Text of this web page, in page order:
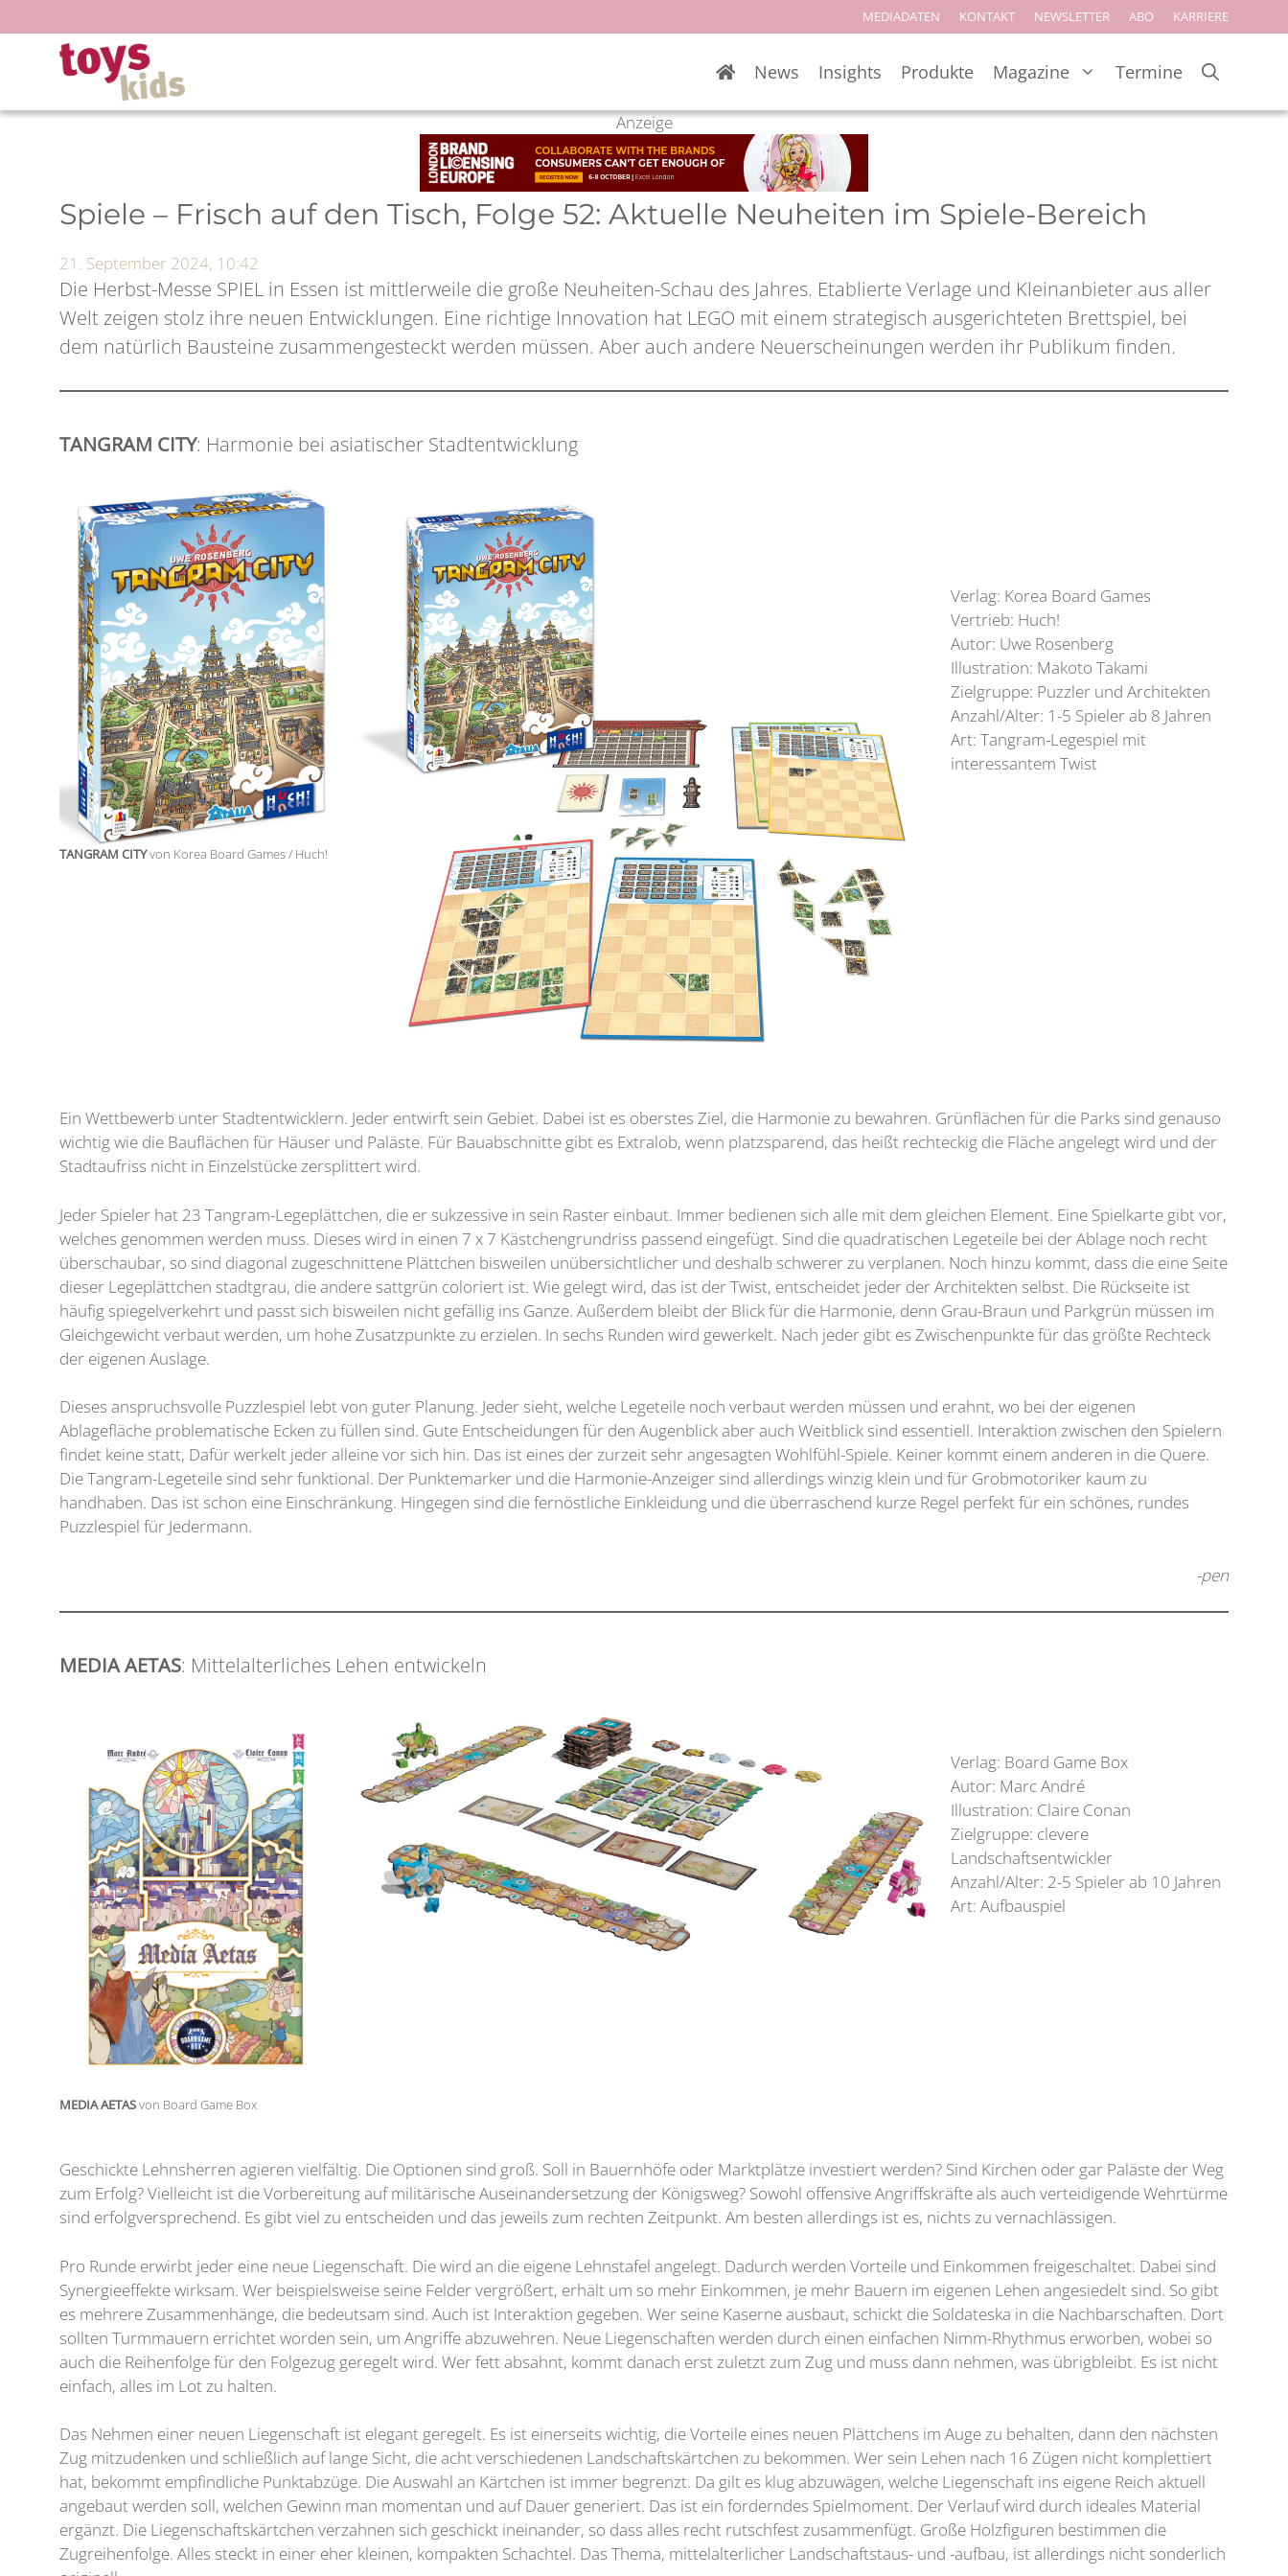
Inhalt
springen
MEDIADATEN KONTAKT NEWSLETTER ABO KARRIERE
News Insights Produkte Magazine Termine
Anzeige
Spiele – Frisch auf den Tisch, Folge 52: Aktuelle Neuheiten im Spiele-Bereich
21. September 2024, 10:42
Die Herbst-Messe SPIEL in Essen ist mittlerweile die große Neuheiten-Schau des Jahres. Etablierte Verlage und Kleinanbieter aus aller
Welt zeigen stolz ihre neuen Entwicklungen. Eine richtige Innovation hat LEGO mit einem strategisch ausgerichteten Brettspiel, bei
dem natürlich Bausteine zusammengesteckt werden müssen. Aber auch andere Neuerscheinungen werden ihr Publikum finden.
TANGRAM CITY: Harmonie bei asiatischer Stadtentwicklung
TANGRAM CITYvon Korea Board Games / Huch!
Verlag: Korea Board Games
Vertrieb: Huch!
Autor: Uwe Rosenberg
Illustration: Makoto Takami
Zielgruppe: Puzzler und Architekten
Anzahl/Alter: 1-5 Spieler ab 8 Jahren
Art: Tangram-Legespiel mit
interessantem Twist
Ein Wettbewerb unter Stadtentwicklern. Jeder entwirft sein Gebiet. Dabei ist es oberstes Ziel, die Harmonie zu bewahren. Grünflächen für die Parks sind genauso
wichtig wie die Bauflächen für Häuser und Paläste. Für Bauabschnitte gibt es Extralob, wenn platzsparend, das heißt rechteckig die Fläche angelegt wird und der
Stadtaufriss nicht in Einzelstücke zersplittert wird.
Jeder Spieler hat 23 Tangram-Legeplättchen, die er sukzessive in sein Raster einbaut. Immer bedienen sich alle mit dem gleichen Element. Eine Spielkarte gibt vor,
welches genommen werden muss. Dieses wird in einen 7 x 7 Kästchengrundriss passend eingefügt. Sind die quadratischen Legeteile bei der Ablage noch recht
überschaubar, so sind diagonal zugeschnittene Plättchen bisweilen unübersichtlicher und deshalb schwerer zu verplanen. Noch hinzu kommt, dass die eine Seite
dieser Legeplättchen stadtgrau, die andere sattgrün coloriert ist. Wie gelegt wird, das ist der Twist, entscheidet jeder der Architekten selbst. Die Rückseite ist
häufig spiegelverkehrt und passt sich bisweilen nicht gefällig ins Ganze. Außerdem bleibt der Blick für die Harmonie, denn Grau-Braun und Parkgrün müssen im
Gleichgewicht verbaut werden, um hohe Zusatzpunkte zu erzielen. In sechs Runden wird gewerkelt. Nach jeder gibt es Zwischenpunkte für das größte Rechteck
der eigenen Auslage.
Dieses anspruchsvolle Puzzlespiel lebt von guter Planung. Jeder sieht, welche Legeteile noch verbaut werden müssen und erahnt, wo bei der eigenen
Ablagefläche problematische Ecken zu füllen sind. Gute Entscheidungen für den Augenblick aber auch Weitblick sind essentiell. Interaktion zwischen den Spielern
findet keine statt, Dafür werkelt jeder alleine vor sich hin. Das ist eines der zurzeit sehr angesagten Wohlfühl-Spiele. Keiner kommt einem anderen in die Quere.
Die Tangram-Legeteile sind sehr funktional. Der Punktemarker und die Harmonie-Anzeiger sind allerdings winzig klein und für Grobmotoriker kaum zu
handhaben. Das ist schon eine Einschränkung. Hingegen sind die fernöstliche Einkleidung und die überraschend kurze Regel perfekt für ein schönes, rundes
Puzzlespiel für Jedermann.
-pen
MEDIA AETAS: Mittelalterliches Lehen entwickeln
MEDIA AETASvon Board Game Box
Verlag: Board Game Box
Autor: Marc André
Illustration: Claire Conan
Zielgruppe: clevere
Landschaftsentwickler
Anzahl/Alter: 2-5 Spieler ab 10 Jahren
Art: Aufbauspiel
Geschickte Lehnsherren agieren vielfältig. Die Optionen sind groß. Soll in Bauernhöfe oder Marktplätze investiert werden? Sind Kirchen oder gar Paläste der Weg
zum Erfolg? Vielleicht ist die Vorbereitung auf militärische Auseinandersetzung der Königsweg? Sowohl offensive Angriffskräfte als auch verteidigende Wehrtürme
sind erfolgversprechend. Es gibt viel zu entscheiden und das jeweils zum rechten Zeitpunkt. Am besten allerdings ist es, nichts zu vernachlässigen.
Pro Runde erwirbt jeder eine neue Liegenschaft. Die wird an die eigene Lehnstafel angelegt. Dadurch werden Vorteile und Einkommen freigeschaltet. Dabei sind
Synergieeffekte wirksam. Wer beispielsweise seine Felder vergrößert, erhält um so mehr Einkommen, je mehr Bauern im eigenen Lehen angesiedelt sind. So gibt
es mehrere Zusammenhänge, die bedeutsam sind. Auch ist Interaktion gegeben. Wer seine Kaserne ausbaut, schickt die Soldateska in die Nachbarschaften. Dort
sollten Turmmauern errichtet worden sein, um Angriffe abzuwehren. Neue Liegenschaften werden durch einen einfachen Nimm-Rhythmus erworben, wobei so
auch die Reihenfolge für den Folgezug geregelt wird. Wer fett absahnt, kommt danach erst zuletzt zum Zug und muss dann nehmen, was übrigbleibt. Es ist nicht
einfach, alles im Lot zu halten.
Das Nehmen einer neuen Liegenschaft ist elegant geregelt. Es ist einerseits wichtig, die Vorteile eines neuen Plättchens im Auge zu behalten, dann den nächsten
Zug mitzudenken und schließlich auf lange Sicht, die acht verschiedenen Landschaftskärtchen zu bekommen. Wer sein Lehen nach 16 Zügen nicht komplettiert
hat, bekommt empfindliche Punktabzüge. Die Auswahl an Kärtchen ist immer begrenzt. Da gilt es klug abzuwägen, welche Liegenschaft ins eigene Reich aktuell
angebaut werden soll, welchen Gewinn man momentan und auf Dauer generiert. Das ist ein forderndes Spielmoment. Der Verlauf wird durch ideales Material
ergänzt. Die Liegenschaftskärtchen verzahnen sich geschickt ineinander, so dass alles recht rutschfest zusammenfügt. Große Holzfiguren bestimmen die
Zugreihenfolge. Alles steckt in einer eher kleinen, kompakten Schachtel. Das Thema, mittelalterlicher Landschaftstaus- und -aufbau, ist allerdings nicht sonderlich